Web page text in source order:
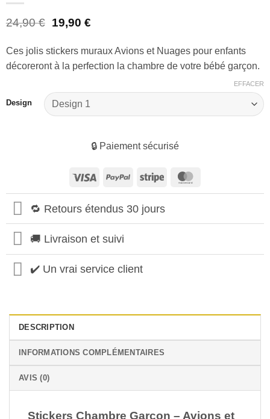
24,90€ Le
initial
était :
24,90 €.
19,90 €Le
actuel
est :
19,90 €.
Ces jolis stickers muraux Avions et Nuages pour enfants
décoreront à la perfection la chambre de votre bébé garçon.
Design
EFFACER
🔒 Paiement sécurisé
Visa PayPal Stripe
🔁 Retours étendus 30 jours
🚚 Livraison et suivi
✔️ Un vrai service client
DESCRIPTION
INFORMATIONS COMPLÉMENTAIRES
AVIS (0)
Stickers Chambre Garçon – Avions et